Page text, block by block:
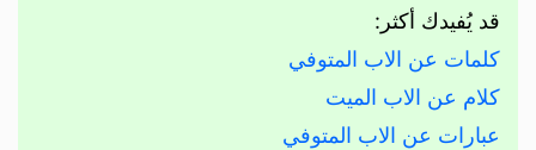
قد يُفيدك أكثر:
كلمات عن الاب المتوفي
كلام عن الاب الميت
عبارات عن الاب المتوفي